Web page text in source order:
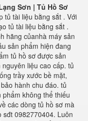
Sơn | Tủ Hồ Sơ
tủ tài liệu bằng sắt . Với
tủ tài liệu bằng sắt .
hãng củanhà máy sản
sản phẩm hiện đang
tủ hồ sơ được sản
liệu cao cấp. tủ
trầy xước bề mặt,
hành chu đáo. tủ
không thể thiếu
các dòng tủ hồ sơ mà
sđt 0982770404. Luôn